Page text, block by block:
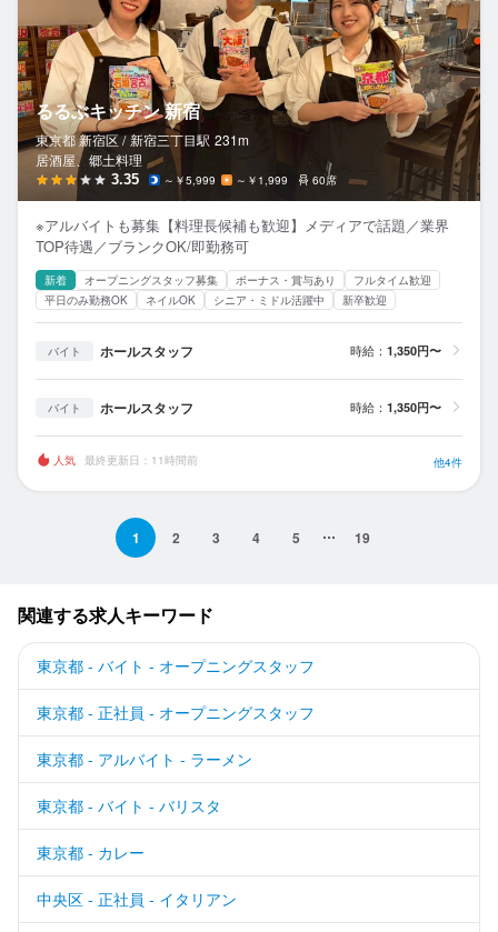
るるぶキッチン 新宿
東京都 新宿区 / 新宿三丁目駅 231m
居酒屋、郷土料理
3.35 ～￥5,999 ～￥1,999 60席
※アルバイトも募集【料理長候補も歓迎】メディアで話題／業界
TOP待遇／ブランクOK/即勤務可
新着 オープニングスタッフ募集 ボーナス・賞与あり
フルタイム歓迎
平日のみ勤務OK
ネイルOK シニア・ミドル活躍中 新卒歓迎
バイト ホールスタッフ 時給： 1,350円〜
バイト ホールスタッフ 時給： 1,350円〜
人気 最終更新日：11時間前 他4件
1 2 3 4 5 19
関連する求人キーワード
東京都 - バイト - オープニングスタッフ
東京都 - 正社員 - オープニングスタッフ
東京都 - アルバイト - ラーメン
東京都 - バイト - バリスタ
東京都 - カレー
中央区 - 正社員 - イタリアン